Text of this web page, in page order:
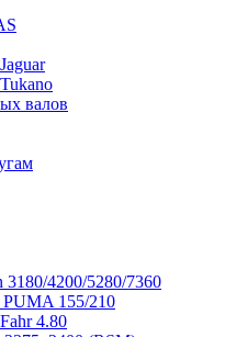
валов
3180/4200/5280/7360
155/210
4.80